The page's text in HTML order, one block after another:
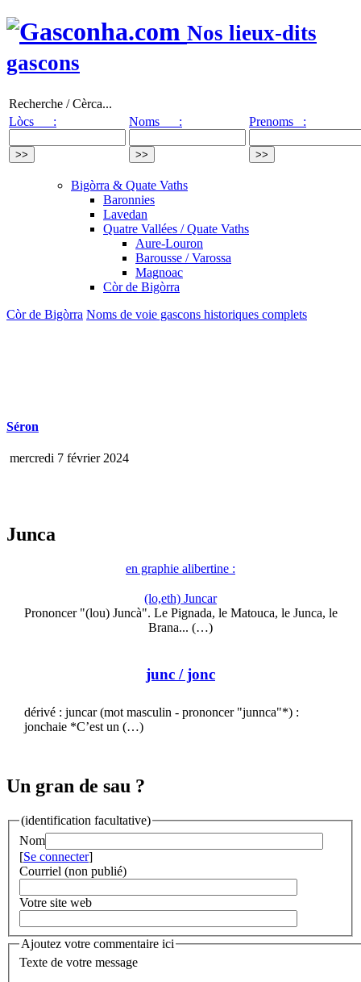
Nos lieux-dits
gascons
Recherche / Cèrca...
Lòcs :
Noms : Prenoms :
Bigòrra & Quate Vaths
Baronnies
Lavedan
Quatre Vallées / Quate Vaths
Aure-Louron
Barousse / Varossa
Magnoac
Còr de Bigòrra
Còr de Bigòrra Noms de voie gascons historiques complets
Séron
mercredi 7 février 2024
Junca
en graphie alibertine :
(lo,eth) Juncar
Prononcer "(lou) Juncà". Le Pignada, le Matouca, le Junca, le
Brana... (…)
junc / jonc
dérivé : juncar (mot masculin - prononcer "junnca"*) :
jonchaie *C’est un (…)
Un gran de sau ?
(identification facultative)
Nom
[Se connecter]
Courriel (non publié)
Votre site web
Ajoutez votre commentaire ici
Texte de votre message